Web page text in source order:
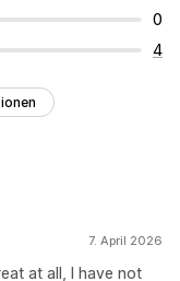
0
4
7. April 2026
at all, I have not